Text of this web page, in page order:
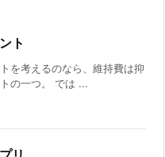
ト
を考えるのなら、維持費は抑
の一つ。 では ...